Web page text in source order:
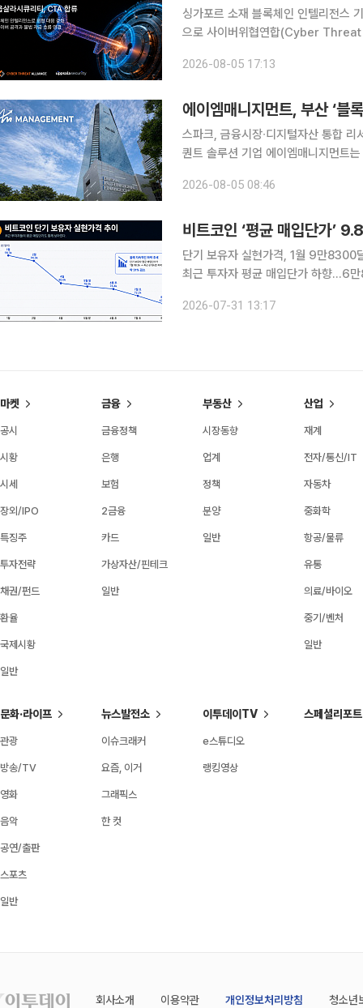
싱가포르 소재 블록체인 인텔리전스
으로 사이버위협연합(Cyber Threat
는 위협 정보를 회원사들과 공유한다
2026-08-05 17:13
에이엠매니지먼트, 부산 ‘블
스파크, 금융시장∙디지털자산 통합 리
퀀트 솔루션 기업 에이엠매니지먼트
이번 사업을 통해 글로벌 금융시장과
2026-08-05 08:46
비트코인 ‘평균 매입단가’
단기 보유자 실현가격, 1월 9만8300
최근 투자자 평균 매입단가 하향…6
들어 약 3만 달러 낮아졌다. 가격 조
2026-07-31 13:17
마켓
공시
시황
시세
장외/IPO
특징주
투자전략
채권/펀드
환율
국제시황
일반
금융
금융정책
은행
보험
2금융
카드
가상자산/핀테크
일반
부동산
시장동향
업계
정책
분양
일반
산업
재계
전자/통신/IT
자동차
중화학
항공/물류
유통
의료/바이오
중기/벤처
일반
문화·라이프
관광
방송/TV
영화
음악
공연/출판
스포츠
일반
뉴스발전소
이슈크래커
요즘, 이거
그래픽스
한 컷
이투데이TV
e스튜디오
랭킹영상
스페셜리포트
회사소개 이용약관 개인정보처리방침 청소년